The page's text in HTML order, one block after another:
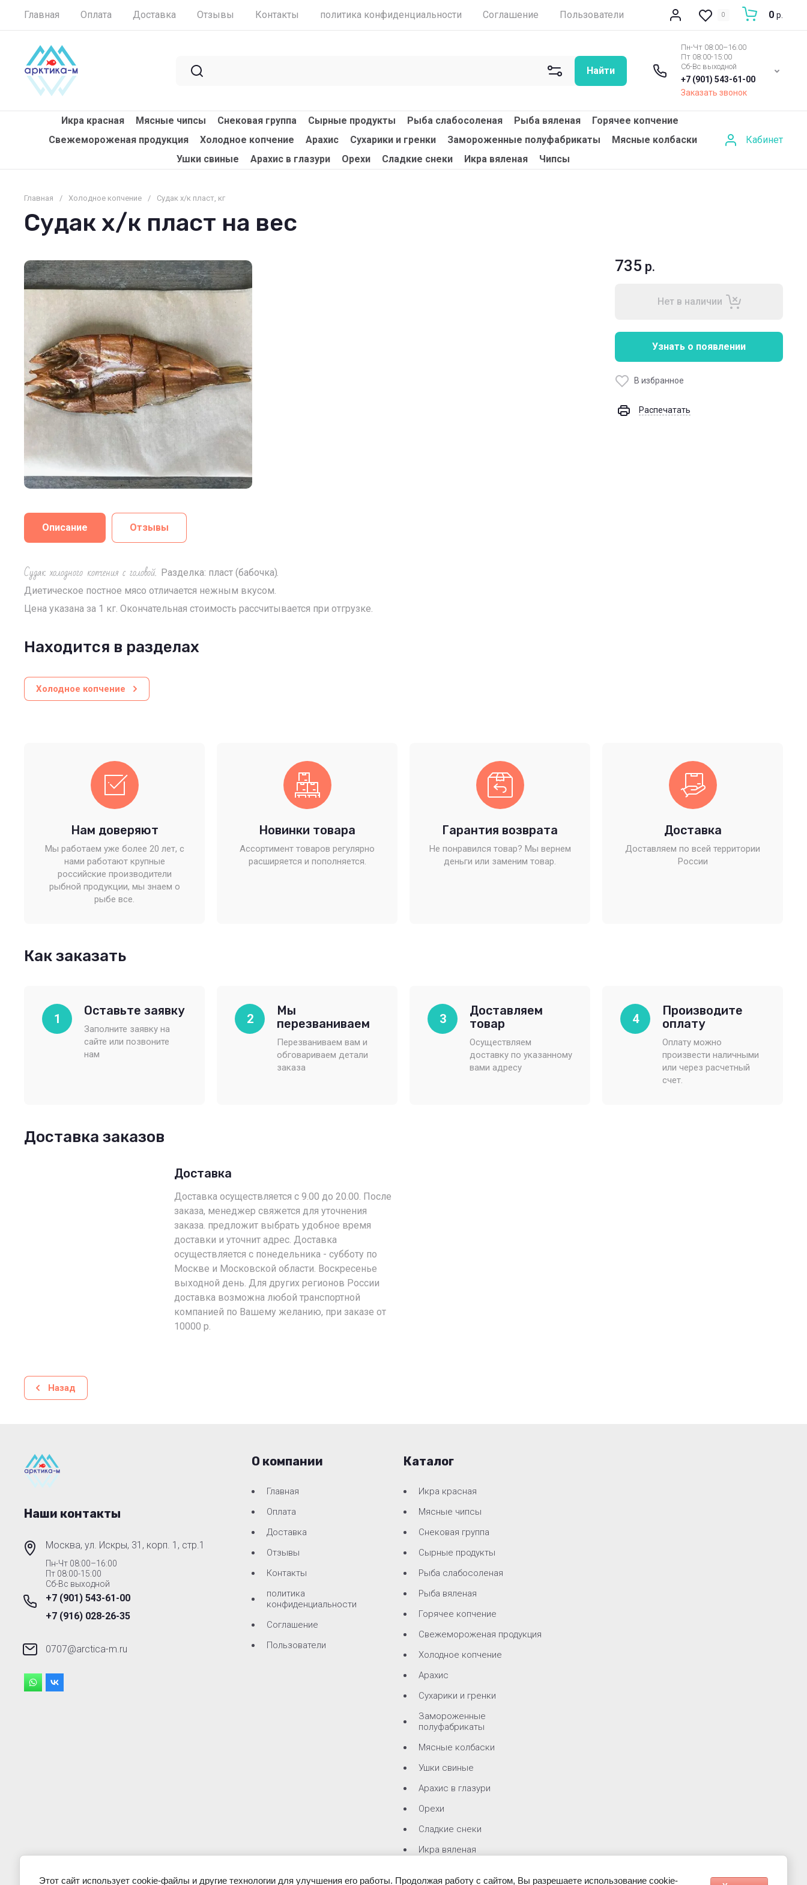
Главная Оплата Доставка Отзывы Контакты политика конфиденциальности Соглашение Пользователи 0 0 р.
Найти
Пн-Чт 08:00–16:00
Пт 08:00-15:00
Сб-Вс выходной
+7 (901) 543-61-00
Заказать звонок
Икра красная Мясные чипсы Снековая группа Сырные продукты Рыба слабосоленая Рыба вяленая
Горячее копчение
Свежемороженая продукция
Холодное копчение Арахис Сухарики и гренки Замороженные полуфабрикаты
Мясные колбаски
Ушки свиные
Арахис в глазури Орехи Сладкие снеки Икра вяленая Чипсы
Кабинет
Главная / Холодное копчение / Судак х/к пласт, кг
Судак х/к пласт на вес
735 р.
Нет в наличии
Узнать о появлении
В избранное
Распечатать
Описание Отзывы
Судак холодного копчения с головой. Разделка: пласт (бабочка).
Диетическое постное мясо отличается нежным вкусом.
Цена указана за 1 кг. Окончательная стоимость рассчитывается при отгрузке.
Находится в разделах
Холодное копчение
Нам доверяют
Мы работаем уже более 20 лет, с
нами работают крупные
российские производители
рыбной продукции, мы знаем о
рыбе все.
Новинки товара
Ассортимент товаров регулярно
расширяется и пополняется.
Гарантия возврата
Не понравился товар? Мы вернем
деньги или заменим товар.
Доставка
Доставляем по всей территории
России
Как заказать
1
Оставьте заявку
Заполните заявку на
сайте или позвоните
нам
2
Мы
перезваниваем
Перезваниваем вам и
обговариваем детали
заказа
3
Доставляем
товар
Осуществляем
доставку по указанному
вами адресу
4
Производите
оплату
Оплату можно
произвести наличными
или через расчетный
счет.
Доставка заказов
Доставка
Доставка осуществляется с 9.00 до 20.00. После
заказа, менеджер свяжется для уточнения
заказа. предложит выбрать удобное время
доставки и уточнит адрес. Доставка
осуществляется с понедельника - субботу по
Москве и Московской области. Воскресенье
выходной день. Для других регионов России
доставка возможна любой транспортной
компанией по Вашему желанию, при заказе от
10000 р.
Назад
Наши контакты
Москва, ул. Искры, 31, корп. 1, стр.1
Пн-Чт 08:00–16:00
Пт 08:00-15:00
Сб-Вс выходной
+7 (901) 543-61-00
+7 (916) 028-26-35
0707@arctica-m.ru
О компании
Главная
Оплата
Доставка
Отзывы
Контакты
политика
конфиденциальности
Соглашение
Пользователи
Каталог
Икра красная
Мясные чипсы
Снековая группа
Сырные продукты
Рыба слабосоленая
Рыба вяленая
Горячее копчение
Свежемороженая продукция
Холодное копчение
Арахис
Сухарики и гренки
Замороженные
полуфабрикаты
Мясные колбаски
Ушки свиные
Арахис в глазури
Орехи
Сладкие снеки
Икра вяленая
Этот сайт использует cookie-файлы и другие технологии для улучшения его работы. Продолжая работу с сайтом, Вы разрешаете использование cookie-